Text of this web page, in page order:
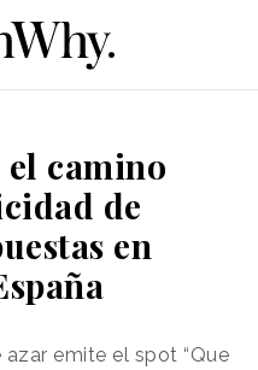
camino
de
en
emite el spot “Que